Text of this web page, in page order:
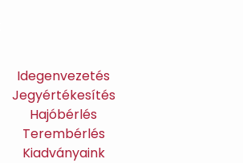
Idegenvezetés
Jegyértékesítés
Hajóbérlés
Terembérlés
Kiadványaink